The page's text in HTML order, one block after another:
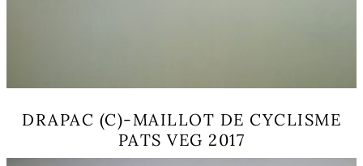
DRAPAC (C)-MAILLOT DE CYCLISME
PATS VEG 2017